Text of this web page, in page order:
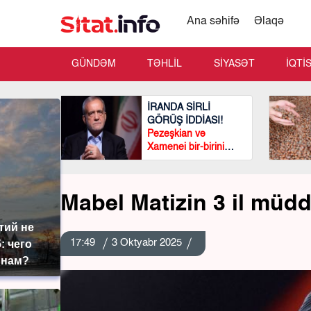
не
чего
Ana səhifə Əlaqə
GÜNDƏM TƏHLİL SİYASƏT
İRANDA SİRLİ
GÖRÜŞ İDDİASI!
Pezeşkian və
Xamenei bir-birini
görmədən
Mabel Matizin 3 il
17:49 3 Oktyabr 2025